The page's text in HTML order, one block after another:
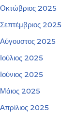
Οκτώβριος 2025
Σεπτέμβριος 2025
Αύγουστος 2025
Ιούλιος 2025
Ιούνιος 2025
Μάιος 2025
Απρίλιος 2025